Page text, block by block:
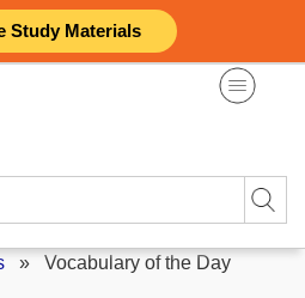
Study Materials
» Vocabulary of the Day